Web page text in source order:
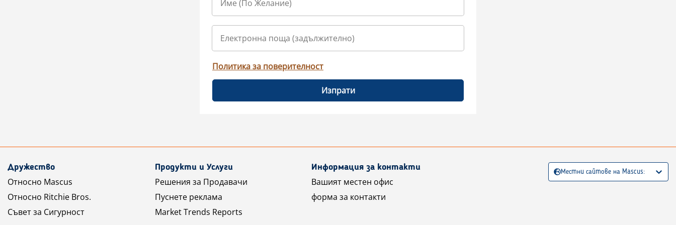
Политика за поверителност
Изпрати
Дружество
Относно Mascus
Относно Ritchie Bros.
Съвет за Сигурност
Продукти и Услуги
Решения за Продавачи
Пуснете реклама
Market Trends Reports
Информация за контакти
Вашият местен офис
форма за контакти
Местни сайтове на Mascus: